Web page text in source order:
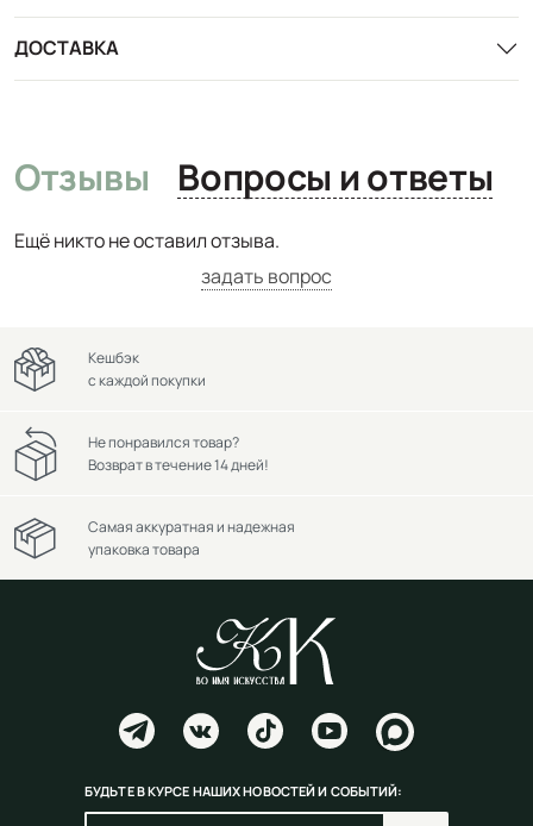
ДОСТАВКА
Отзывы Вопросы и ответы
Ещё никто не оставил отзыва.
задать вопрос
Кешбэк
с каждой покупки
Не понравился товар?
Возврат в течение 14 дней!
Самая аккуратная и надежная
упаковка товара
БУДЬТЕ В КУРСЕ НАШИХ НОВОСТЕЙ И СОБЫТИЙ: